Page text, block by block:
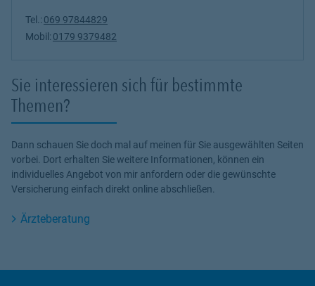
Tel.: 069 97844829
Mobil: 0179 9379482
Sie interessieren sich für bestimmte
Themen?
Dann schauen Sie doch mal auf meinen für Sie ausgewählten Seiten
vorbei. Dort erhalten Sie weitere Informationen, können ein
individuelles Angebot von mir anfordern oder die gewünschte
Versicherung einfach direkt online abschließen.
Ärzteberatung